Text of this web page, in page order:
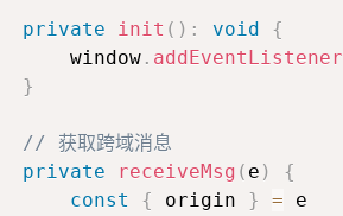
private init ( ) : void
{
window
. addEventListener
}
// 获取跨域消息
private
receiveMsg ( e )
{
const
{ origin } = e